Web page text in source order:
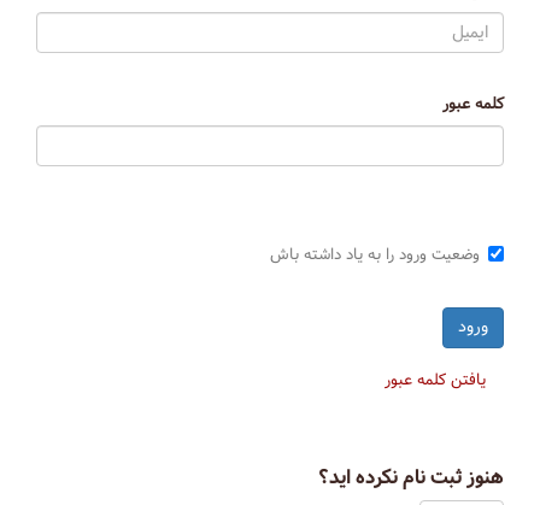
کلمه عبور
وضعیت ورود را به یاد داشته باش
یافتن کلمه عبور
هنوز ثبت نام نکرده اید؟